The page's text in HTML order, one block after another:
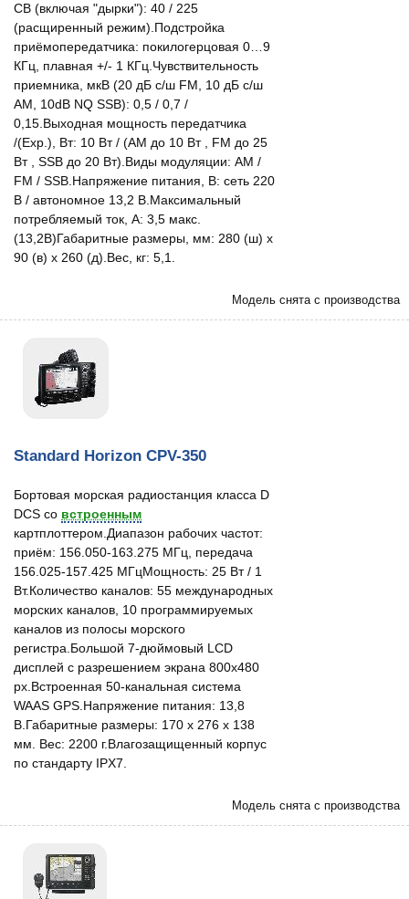
СВ (включая "дырки"): 40 / 225
(расщиренный режим).Подстройка
приёмопередатчика: покилогерцовая 0…9
КГц, плавная +/- 1 КГц.Чувствительность
приемника, мкВ (20 дБ с/ш FM, 10 дБ с/ш
AM, 10dB NQ SSB): 0,5 / 0,7 /
0,15.Выходная мощность передатчика
/(Exp.), Вт: 10 Вт / (AM до 10 Вт , FM до 25
Вт , SSB до 20 Вт).Виды модуляции: AM /
FM / SSB.Напряжение питания, В: сеть 220
В / автономное 13,2 В.Максимальный
потребляемый ток, А: 3,5 макс.
(13,2В)Габаритные размеры, мм: 280 (ш) х
90 (в) х 260 (д).Вес, кг: 5,1.
Модель снята с производства
Standard Horizon CPV-350
Бортовая морская радиостанция класса D
DCS со встроенным
картплоттером.Диапазон рабочих частот:
приём: 156.050-163.275 МГц, передача
156.025-157.425 МГцМощность: 25 Вт / 1
Вт.Количество каналов: 55 международных
морских каналов, 10 программируемых
каналов из полосы морского
регистра.Большой 7-дюймовый LCD
дисплей с разрешением экрана 800х480
px.Встроенная 50-канальная система
WAAS GPS.Напряжение питания: 13,8
В.Габаритные размеры: 170 х 276 х 138
мм. Вес: 2200 г.Влагозащищенный корпус
по стандарту IPX7.
Модель снята с производства